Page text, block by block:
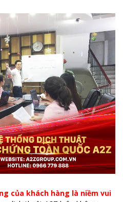
của khách hàng là niềm vui